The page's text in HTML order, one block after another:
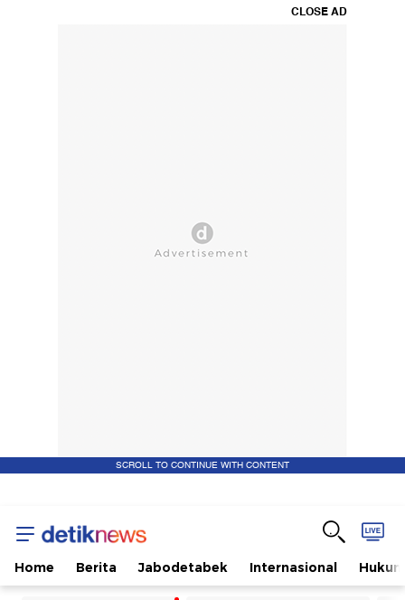
CLOSE AD
SCROLL TO CONTINUE WITH CONTENT
Home Berita Jabodetabek Internasional Hukum